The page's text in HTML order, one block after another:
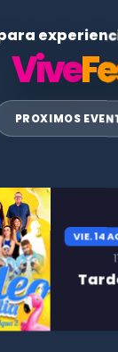
Vive
PROXIMOS
VIE. 14